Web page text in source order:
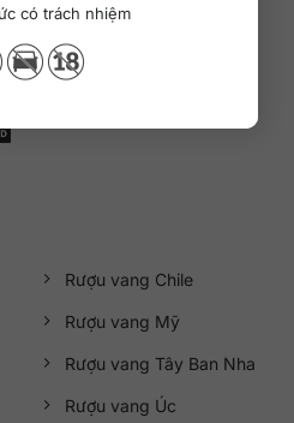
có trách nhiệm
Rượu vang Chile
Rượu vang Mỹ
Rượu vang Tây Ban Nha
Rượu vang Úc